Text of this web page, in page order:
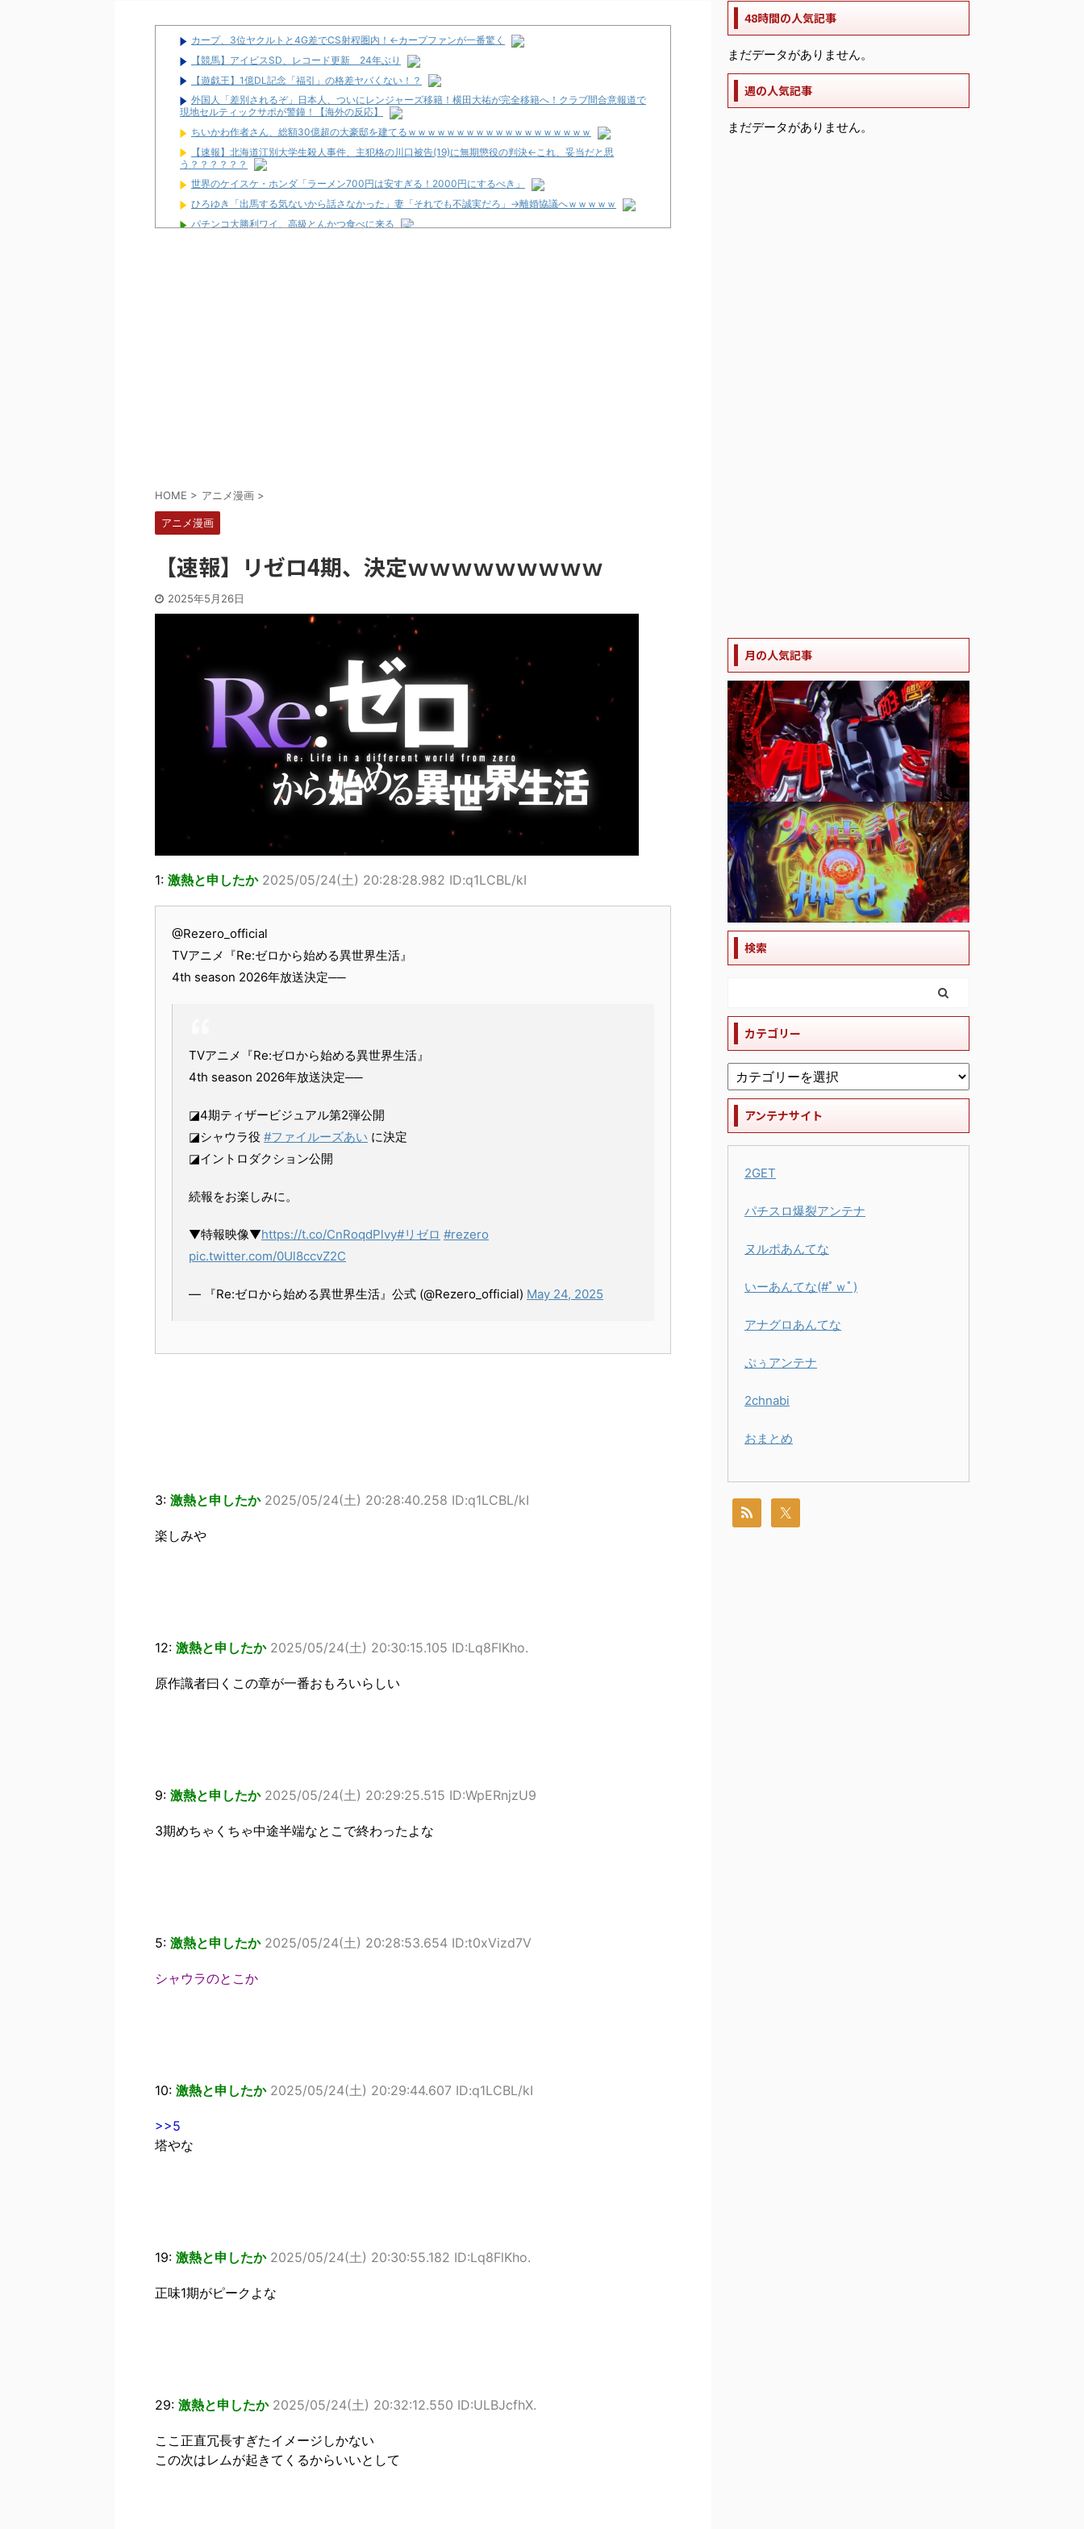
カープ、3位ヤクルトと4G差でCS射程圏内！←カープファンが一番驚く
【競馬】アイビスSD、レコード更新 24年ぶり
【遊戯王】1億DL記念「福引」の格差ヤバくない！？
外国人「差別されるぞ」日本人、ついにレンジャーズ移籍！横田大祐が完全移籍へ！クラブ間合意報道で
現地セルティックサポが警鐘！【海外の反応】
ちいかわ作者さん、総額30億超の大豪邸を建てるｗｗｗｗｗｗｗｗｗｗｗｗｗｗｗｗｗｗｗ
【速報】北海道江別大学生殺人事件、主犯格の川口被告(19)に無期懲役の判決←これ、妥当だと思
う？？？？？？
世界のケイスケ・ホンダ「ラーメン700円は安すぎる！2000円にするべき」
ひろゆき「出馬する気ないから話さなかった」妻「それでも不誠実だろ」→離婚協議へｗｗｗｗｗ
パチンコ大勝利ワイ、高級とんかつ食べに来る
HOME > アニメ漫画 >
アニメ漫画
【速報】リゼロ4期、決定ｗｗｗｗｗｗｗｗｗ
2025年5月26日
1: 激熱と申したか 2025/05/24(土) 20:28:28.982 ID:q1LCBL/kI
@Rezero_official
TVアニメ『Re:ゼロから始める異世界生活』
4th season 2026年放送決定──
TVアニメ『Re:ゼロから始める異世界生活』
4th season 2026年放送決定──
◪4期ティザービジュアル第2弾公開
◪シャウラ役 #ファイルーズあい に決定
◪イントロダクション公開
続報をお楽しみに。
▼特報映像▼https://t.co/CnRoqdPlvy#リゼロ #rezero
pic.twitter.com/0Ul8ccvZ2C
— 『Re:ゼロから始める異世界生活』公式 (@Rezero_official) May 24, 2025
3: 激熱と申したか 2025/05/24(土) 20:28:40.258 ID:q1LCBL/kI
楽しみや
12: 激熱と申したか 2025/05/24(土) 20:30:15.105 ID:Lq8FlKho.
原作識者曰くこの章が一番おもろいらしい
9: 激熱と申したか 2025/05/24(土) 20:29:25.515 ID:WpERnjzU9
3期めちゃくちゃ中途半端なとこで終わったよな
5: 激熱と申したか 2025/05/24(土) 20:28:53.654 ID:t0xVizd7V
シャウラのとこか
10: 激熱と申したか 2025/05/24(土) 20:29:44.607 ID:q1LCBL/kI
>>5
塔やな
19: 激熱と申したか 2025/05/24(土) 20:30:55.182 ID:Lq8FlKho.
正味1期がピークよな
29: 激熱と申したか 2025/05/24(土) 20:32:12.550 ID:ULBJcfhX.
ここ正直冗長すぎたイメージしかない
この次はレムが起きてくるからいいとして
48時間の人気記事
まだデータがありません。
週の人気記事
まだデータがありません。
月の人気記事
検索
カテゴリー
アンテナサイト
2GET
パチスロ爆裂アンテナ
ヌルポあんてな
いーあんてな(#ﾟｗﾟ)
アナグロあんてな
ぷぅアンテナ
2chnabi
おまとめ